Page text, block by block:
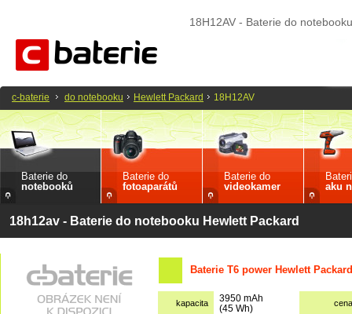
18H12AV - Baterie do
Baterie do
notebooků
Baterie do
fotoaparátů
Baterie do
videokamer
aku
18h12av - Baterie do notebooku Hewlett Packard
Baterie T6 power Hewlett
kapacita
3950 mAh
(45 Wh)
c-baterie do notebooku Hewlett Packard 18H12AV